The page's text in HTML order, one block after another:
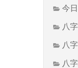
今
八
八
八